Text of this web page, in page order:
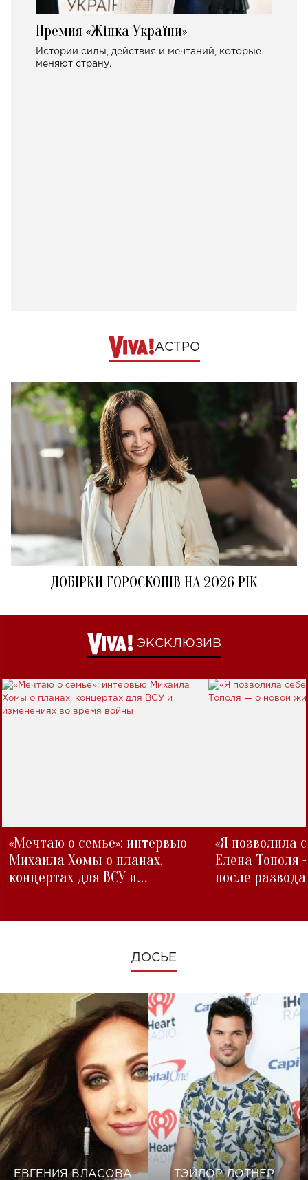
Премия «Жінка України»
Истории силы, действия и мечтаний, которые
меняют страну.
АСТРО
ДОБІРКИ ГОРОСКОПІВ НА 2026 РІК
ЭКСКЛЮЗИВ
«Мечтаю о семье»: интервью
Михаила Хомы о планах,
концертах для ВСУ и
«Я позволила
Елена Тополя
после развода
ДОСЬЕ
ЕВГЕНИЯ ВЛАСОВА ТЭЙЛОР ЛОТНЕР